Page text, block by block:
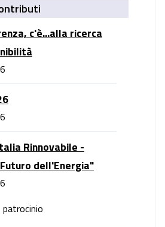
square
c'è...alla ricerca
Rinnovabile -
dell'Energia"
patrocinio